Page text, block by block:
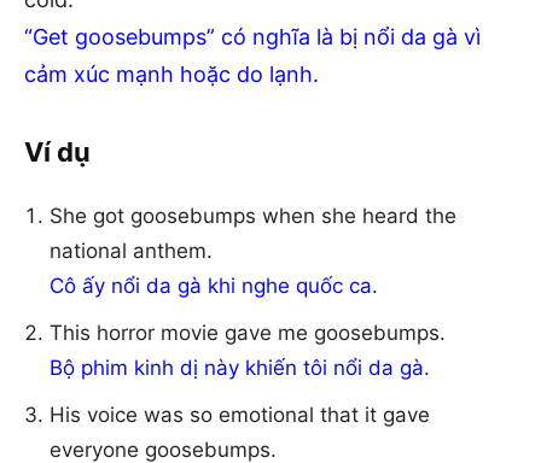
“Get goosebumps” có nghĩa là bị nổi da gà vì
cảm xúc mạnh hoặc do lạnh.
Ví dụ
She got goosebumps when she heard the
national anthem.
Cô ấy nổi da gà khi nghe quốc ca.
This horror movie gave me goosebumps.
Bộ phim kinh dị này khiến tôi nổi da gà.
His voice was so emotional that it gave
everyone goosebumps.